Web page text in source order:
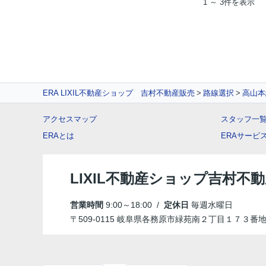
1 ～ 3件を表示
ERA LIXIL不動産ショップ 吉村不動産販売 路線選択 高山
アクセスマップ
ERAとは
スタッフ一
ERAサービ
LIXIL不動産ショップ吉村不
営業時間 9:00～18:00 / 定休日 毎週水曜日
〒509-0115 岐阜県各務原市緑苑南２丁目１７３番